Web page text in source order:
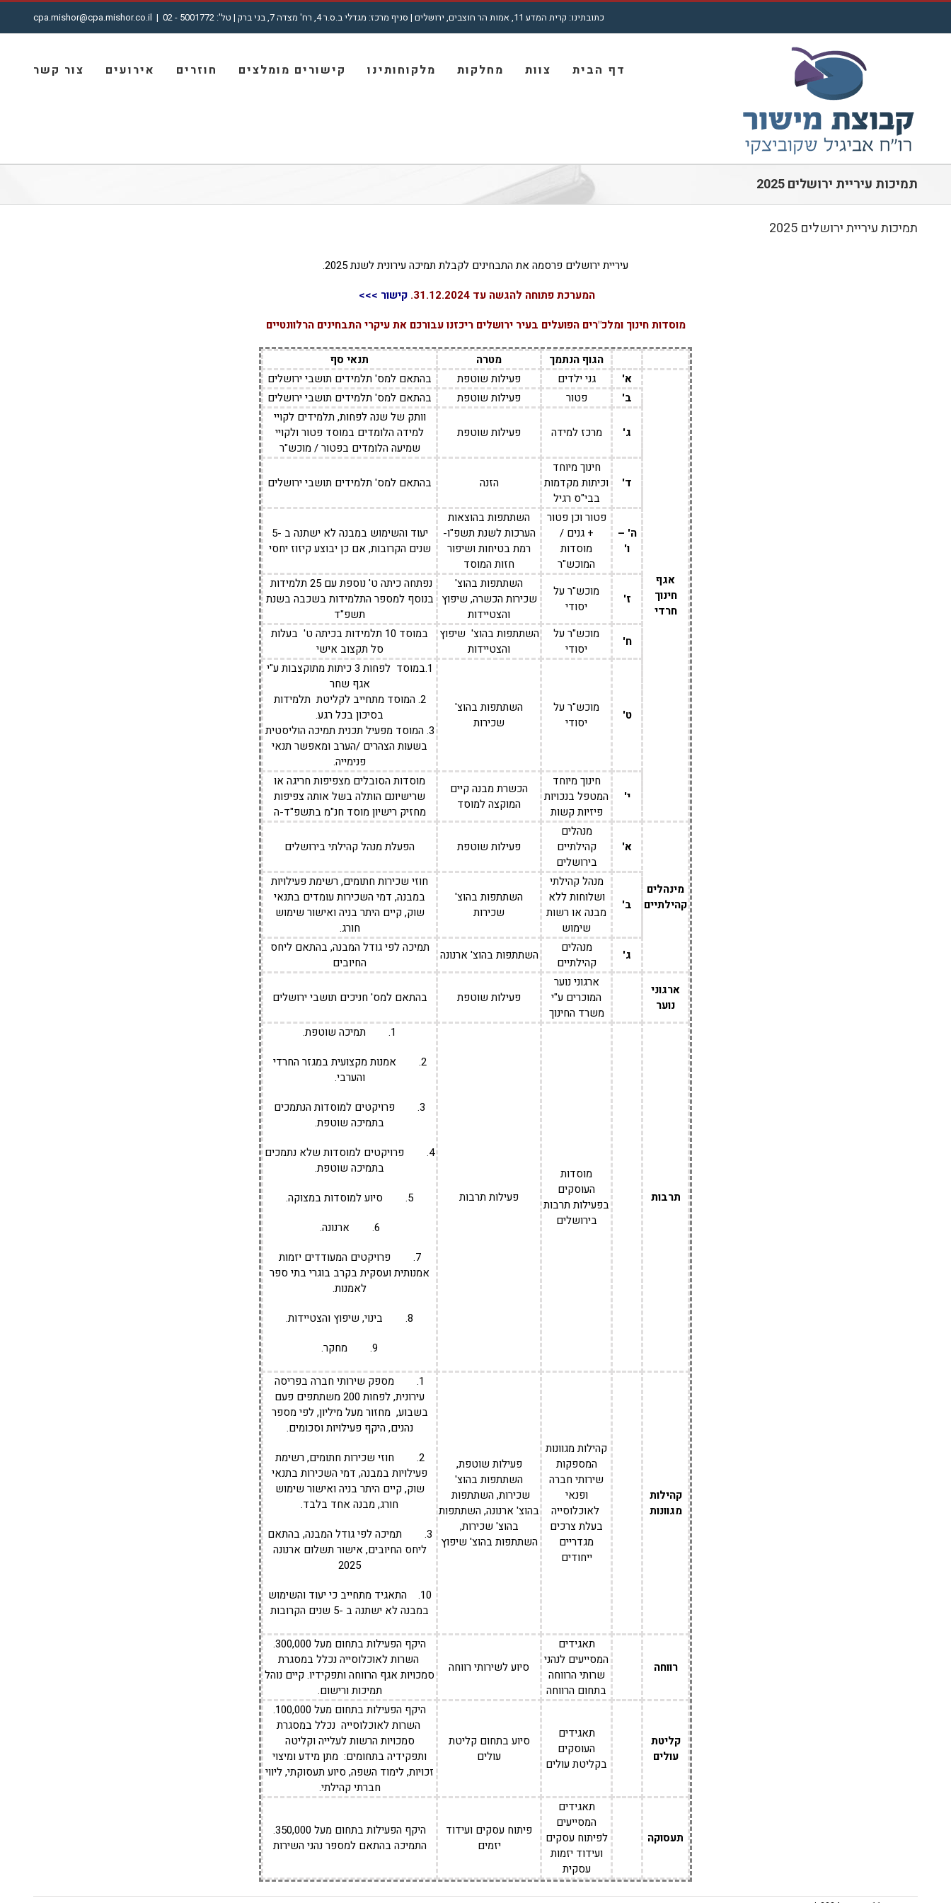
דלג
כתובתינו: קרית המדע 11, אמות הר חוצבים, ירושלים | סניף מרכז: מגדלי ב.ס.ר 4, רח' מצדה 7, בני ברק | טל': 5001772 - 02 |
cpa.mishor@cpa.mishor.co.il
חיפוש...
דף הבית צוות מחלקות מלקוחותינו קישורים מומלצים חוזרים אירועים צור קשר
תמיכות עיריית ירושלים 2025
תמיכות עיריית ירושלים 2025
עיריית ירושלים פרסמה את התבחינים לקבלת תמיכה עירונית לשנת 2025.
המערכת פתוחה להגשה עד 31.12.2024.
קישור >>>
מוסדות חינוך ומלכ"רים הפועלים בעיר ירושלים ריכזנו עבורכם את עיקרי התבחינים הרלוונטיים
הגוף הנתמך מטרה תנאי סף
אגף
חינוך
חרדי
א' גני ילדים פעילות שוטפת
בהתאם למס' תלמידים תושבי ירושלים
ב'
פטור פעילות שוטפת בהתאם למס' תלמידים תושבי ירושלים
ג' מרכז למידה פעילות שוטפת
וותק של שנה לפחות, תלמידים לקויי
למידה הלומדים במוסד פטור ולקויי
שמיעה הלומדים בפטור / מוכש"ר
ד'
חינוך מיוחד
וכיתות מקדמות
בבי"ס רגיל
הזנה בהתאם למס' תלמידים תושבי ירושלים
ה' –
ו'
פטור וכן פטור
+ גנים /
מוסדות
המוכש"ר
השתתפות בהוצאות
הערכות לשנת תשפ"ו-
רמת בטיחות ושיפור
חזות המוסד
יעוד והשימוש במבנה לא ישתנה ב -5
שנים הקרובות, אם כן יבוצע קיזוז יחסי
ז'
מוכש"ר על
יסודי
השתתפות בהוצ'
שכירות הכשרה, שיפוץ
והצטיידות
נפתחה כיתה ט' נוספת עם 25 תלמידות
בנוסף למספר התלמידות בשכבה בשנת
תשפ"ד
ח'
מוכש"ר על
יסודי
השתתפות בהוצ' שיפוץ
והצטיידות
במוסד 10 תלמידות בכיתה ט' בעלות
סל תקצוב אישי
ט'
מוכש"ר על
יסודי
השתתפות בהוצ'
שכירות
1.במוסד לפחות 3 כיתות מתוקצבות ע"י
אגף שחר
2. המוסד מתחייב לקליטת תלמידות
בסיכון בכל רגע.
3. המוסד מפעיל תכנית תמיכה הוליסטית
בשעות הצהרים /הערב ומאפשר תנאי
פנימייה.
י'
חינוך מיוחד
המטפל בנכויות
פיזיות קשות
הכשרת מבנה קיים
המוקצה למוסד
מוסדות הסובלים מצפיפות חריגה או
שרישיונם הותלה בשל אותה צפיפות
מחזיק רישיון מוסד חנ"מ בתשפ"ד-ה
מינהלים
קהילתיים
א'
מנהלים
קהילתיים
בירושלים
פעילות שוטפת הפעלת מנהל קהילתי בירושלים
ב'
מנהל קהילתי
ושלוחות ללא
מבנה או רשות
שימוש
השתתפות בהוצ'
שכירות
חוזי שכירות חתומים, רשימת פעילויות
במבנה, דמי השכירות עומדים בתנאי
שוק, קיים היתר בניה ואישור שימוש
חורג.
ג'
מנהלים
קהילתיים
השתתפות בהוצ' ארנונה
תמיכה לפי גודל המבנה, בהתאם ליחס
החיובים
ארגוני
נוער
ארגוני נוער
המוכרים ע"י
משרד החינוך
פעילות שוטפת בהתאם למס' חניכים תושבי ירושלים
תרבות
מוסדות
העוסקים
בפעילות תרבות
בירושלים
פעילות תרבות
1. תמיכה שוטפת.
2. אמנות מקצועית במגזר החרדי
והערבי.
3. פרויקטים למוסדות הנתמכים
בתמיכה שוטפת.
4. פרויקטים למוסדות שלא נתמכים
בתמיכה שוטפת.
5. סיוע למוסדות במצוקה.
6. ארנונה.
7. פרויקטים המעודדים יזמות
אמנותית ועסקית בקרב בוגרי בתי ספר
לאמנות.
8. בינוי, שיפוץ והצטיידות.
9. מחקר.
קהילות
מגוונות
קהילות מגוונות
המספקות
שירותי חברה
ופנאי
לאוכלוסייה
בעלת צרכים
מגדריים
ייחודים
פעילות שוטפת,
השתתפות בהוצ'
שכירות, השתתפות
בהוצ' ארנונה, השתתפות
בהוצ' שכירות,
השתתפות בהוצ' שיפוץ
1. מספק שירותי חברה בפריסה
עירונית, לפחות 200 משתתפים פעם
בשבוע, מחזור מעל מיליון, לפי מספר
נהנים, היקף פעילויות וסכומים.
2. חוזי שכירות חתומים, רשימת
פעילויות במבנה, דמי השכירות בתנאי
שוק, קיים היתר בניה ואישור שימוש
חורג, מבנה אחד בלבד.
3. תמיכה לפי גודל המבנה, בהתאם
ליחס החיובים, אישור תשלום ארנונה
2025
10. התאגיד מתחייב כי יעוד והשימוש
במבנה לא ישתנה ב -5 שנים הקרובות
רווחה
תאגידים
המסייעים לנהני
שרותי הרווחה
בתחום הרווחה
סיוע לשירותי רווחה
היקף הפעילות בתחום מעל 300,000.
השרות לאוכלוסייה נכלל במסגרת
סמכויות אגף הרווחה ותפקידיו. קיים נוהל
תמיכות ורישום.
קליטת
עולים
תאגידים
העוסקים
בקליטת עולים
סיוע בתחום קליטת
עולים
היקף הפעילות בתחום מעל 100,000.
השרות לאוכלוסייה נכלל במסגרת
סמכויות הרשות לעלייה וקליטה
ותפקידיה בתחומים: מתן מידע ומיצוי
זכויות, לימוד השפה, סיוע תעסוקתי, ליווי
חברתי קהילתי.
תעסוקה
תאגידים
המסייעים
לפיתוח עסקים
ועידוד יזמות
עסקית
פיתוח עסקים ועידוד
יזמים
היקף הפעילות בתחום מעל 350,000.
התמיכה בהתאם למספר נהני השירות